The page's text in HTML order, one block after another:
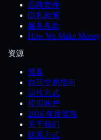
品牌套件
隐私政策
服务条款
How We Make Money
资源
博客
自营交易指南
运作方式
模拟账户
2026 年度奖项
关于我们
联系方式